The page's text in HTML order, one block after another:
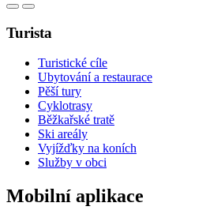
Turista
Turistické cíle
Ubytování a restaurace
Pěší tury
Cyklotrasy
Běžkařské tratě
Ski areály
Vyjížďky na koních
Služby v obci
Mobilní aplikace